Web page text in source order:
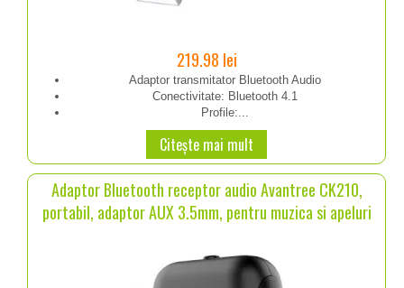
219.98 lei
Adaptor transmitator Bluetooth Audio
Conectivitate: Bluetooth 4.1
Profile:...
Citește mai mult
Adaptor Bluetooth receptor audio Avantree CK210,
portabil, adaptor AUX 3.5mm, pentru muzica si apeluri